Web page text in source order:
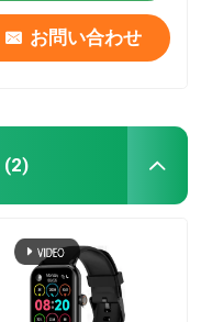
お問い合わせ
(2)